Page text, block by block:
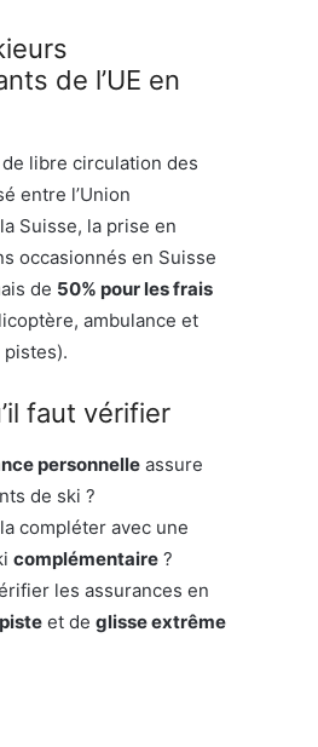
de l’UE en
de libre circulation des
entre l’Union
Suisse, la prise en
occasionnés en Suisse
de 50% pour les frais
ambulance et
faut vérifier
personnelle assure
de ski ?
compléter avec une
complémentaire ?
les assurances en
et de glisse extrême